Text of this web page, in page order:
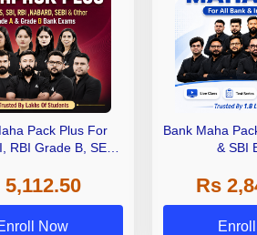
Pack Plus For
RBI Grade B, SEBI
A & Grade B Bank
Exams
5,112.50
Now
Bank Maha
& SBI
Rs